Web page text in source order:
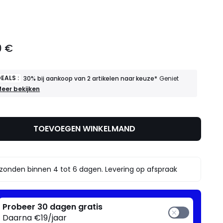
€
: 30% bij aankoop van 2 artikelen naar keuze* Geniet
bekijken
TOEVOEGEN WINKELMAND
binnen 4 tot 6 dagen. Levering op afspraak
Probeer 30 dagen gratis
Daarna €19/jaar